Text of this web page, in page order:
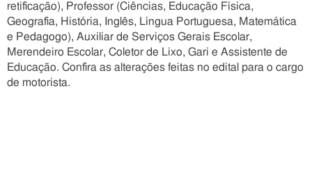
retificação), Professor (Ciências, Educação Física,
Geografia, História, Inglês, Língua Portuguesa, Matemática
e Pedagogo), Auxiliar de Serviços Gerais Escolar,
Merendeiro Escolar, Coletor de Lixo, Gari e Assistente de
Educação. Confira as alterações feitas no edital para o cargo
de motorista.